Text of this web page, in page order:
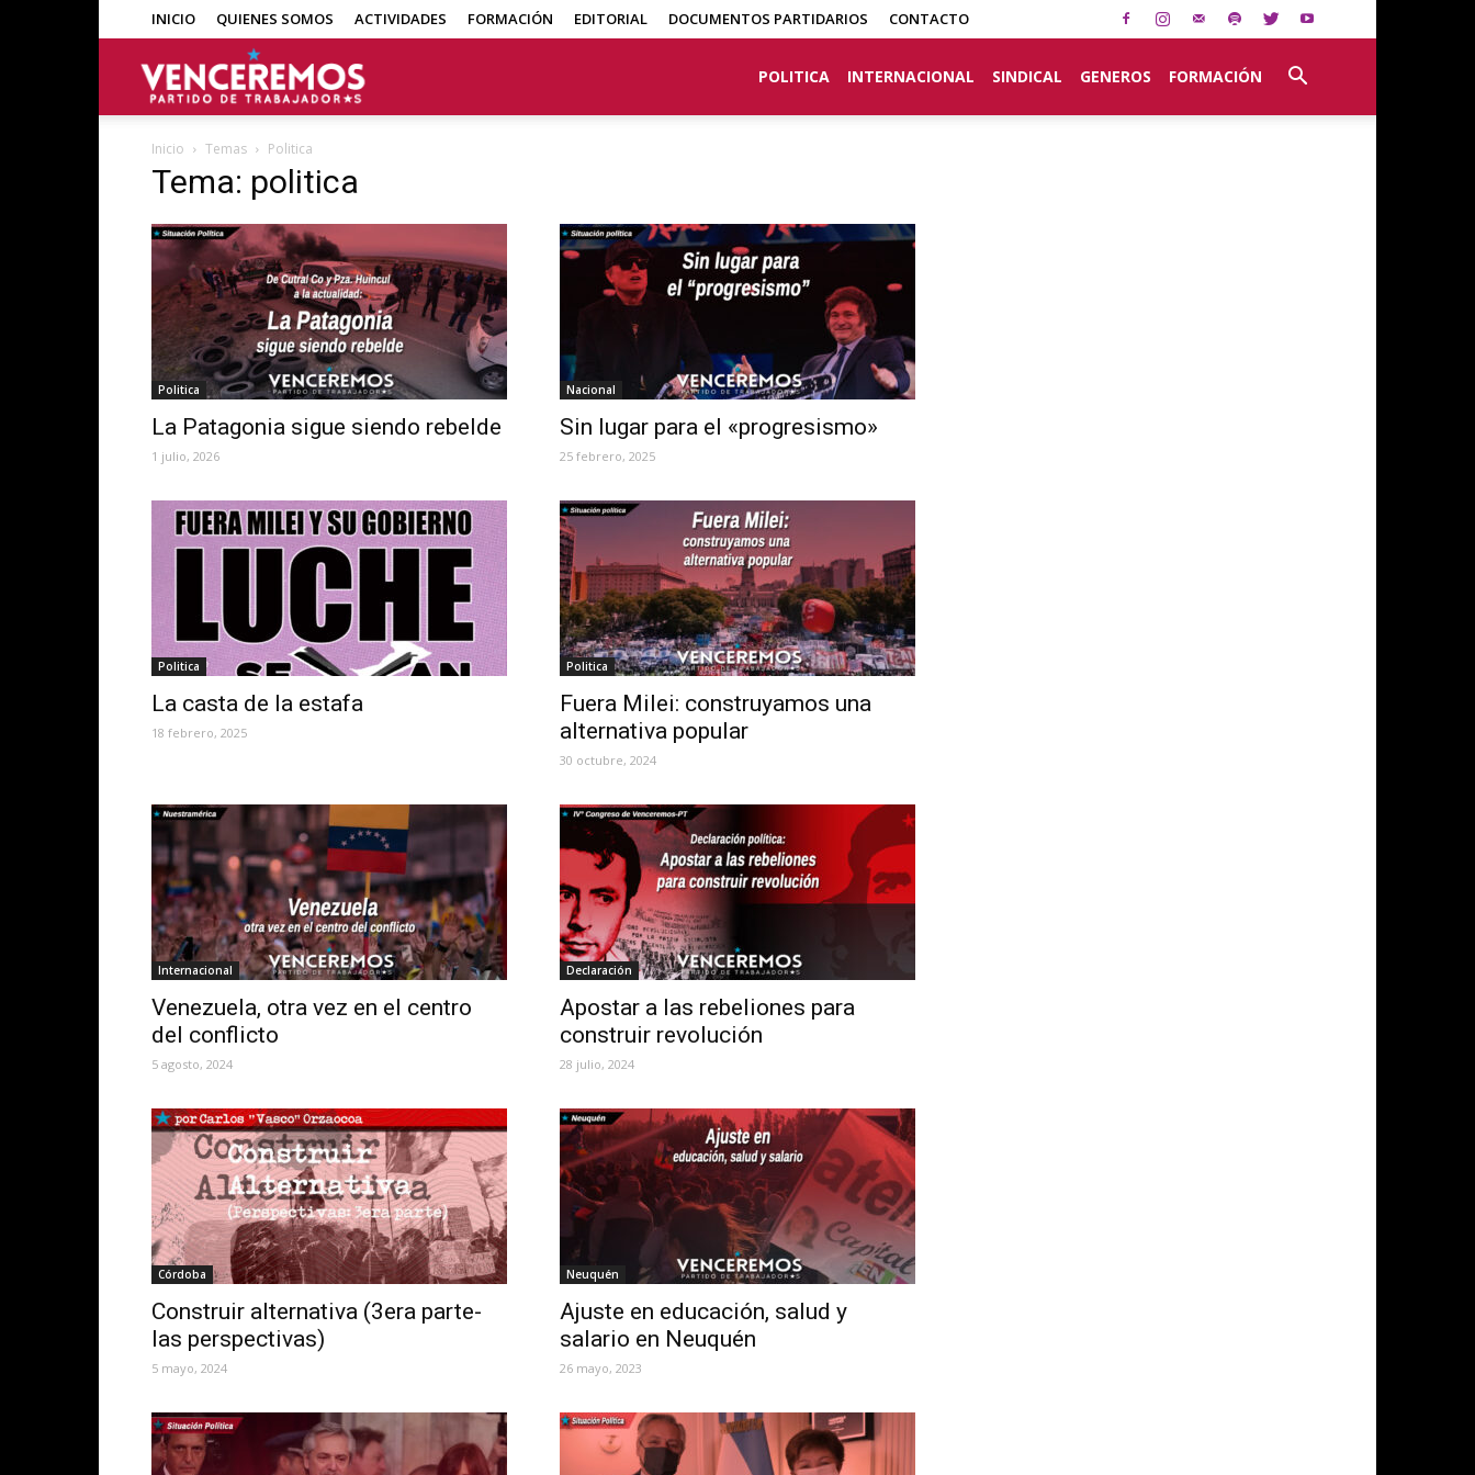
INICIO QUIENES SOMOS ACTIVIDADES FORMACIÓN EDITORIAL DOCUMENTOS PARTIDARIOS CONTACTO
POLITICA INTERNACIONAL SINDICAL GENEROS FORMACIÓN
Inicio Temas Politica
Tema: politica
Politica
La Patagonia sigue siendo rebelde
1 julio, 2026
Nacional
Sin lugar para el «progresismo»
25 febrero, 2025
Politica
La casta de la estafa
18 febrero, 2025
Politica
Fuera Milei: construyamos una
alternativa popular
30 octubre, 2024
Internacional
Venezuela, otra vez en el centro
del conflicto
5 agosto, 2024
Declaración
Apostar a las rebeliones para
construir revolución
28 julio, 2024
Córdoba
Construir alternativa (3era parte-
las perspectivas)
5 mayo, 2024
Neuquén
Ajuste en educación, salud y
salario en Neuquén
26 mayo, 2023